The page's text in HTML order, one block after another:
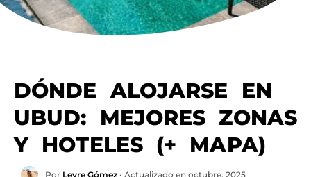
DÓNDE ALOJARSE EN
UBUD: MEJORES ZONAS
Y HOTELES (+ MAPA)
Por Leyre Gómez • Actualizado en octubre, 2025